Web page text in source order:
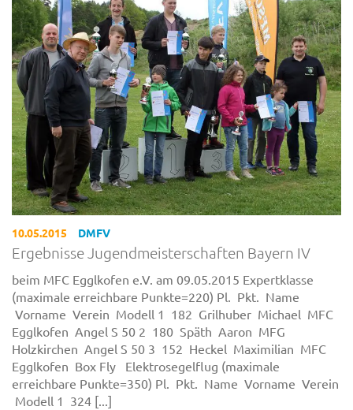
10.05.2015 DMFV
Ergebnisse Jugendmeisterschaften Bayern IV
beim MFC Egglkofen e.V. am 09.05.2015 Expertklasse
(maximale erreichbare Punkte=220) Pl. Pkt. Name
Vorname Verein Modell 1 182 Grilhuber Michael MFC
Egglkofen Angel S 50 2 180 Späth Aaron MFG
Holzkirchen Angel S 50 3 152 Heckel Maximilian MFC
Egglkofen Box Fly Elektrosegelflug (maximale
erreichbare Punkte=350) Pl. Pkt. Name Vorname Verein
Modell 1 324 [...]